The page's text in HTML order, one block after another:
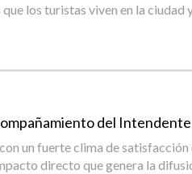
los turistas viven en la
del
un fuerte clima de
directo que genera la